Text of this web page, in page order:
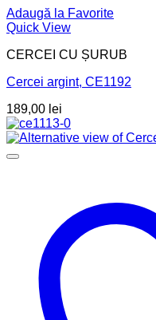
Adaugă la Favorite
Quick View
CERCEI CU ȘURUB
Cercei argint, CE1192
189,00 lei